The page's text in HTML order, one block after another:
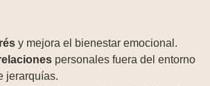
y mejora el bienestar emocional.
personales fuera del entorno
jerarquías.